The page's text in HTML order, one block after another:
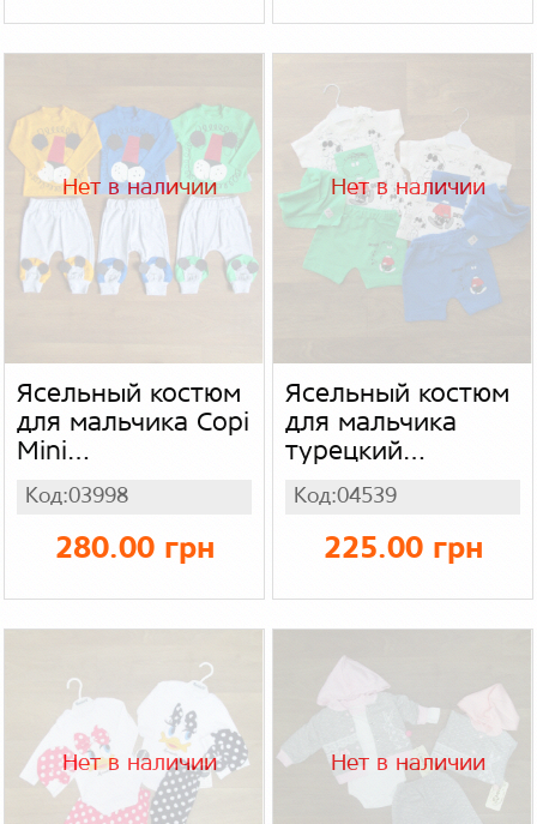
Нет в наличии
Ясельный костюм
для мальчика Copi
Mini
(кофта+штанишки)
интерлок
Код:03998
280.00 грн
Нет в наличии
Ясельный костюм
для мальчика
турецкий
(футболка +
шорты + бондана)
"snoopy",
двухнитка + кулир
Код:04539
225.00 грн
Нет в наличии Нет в наличии